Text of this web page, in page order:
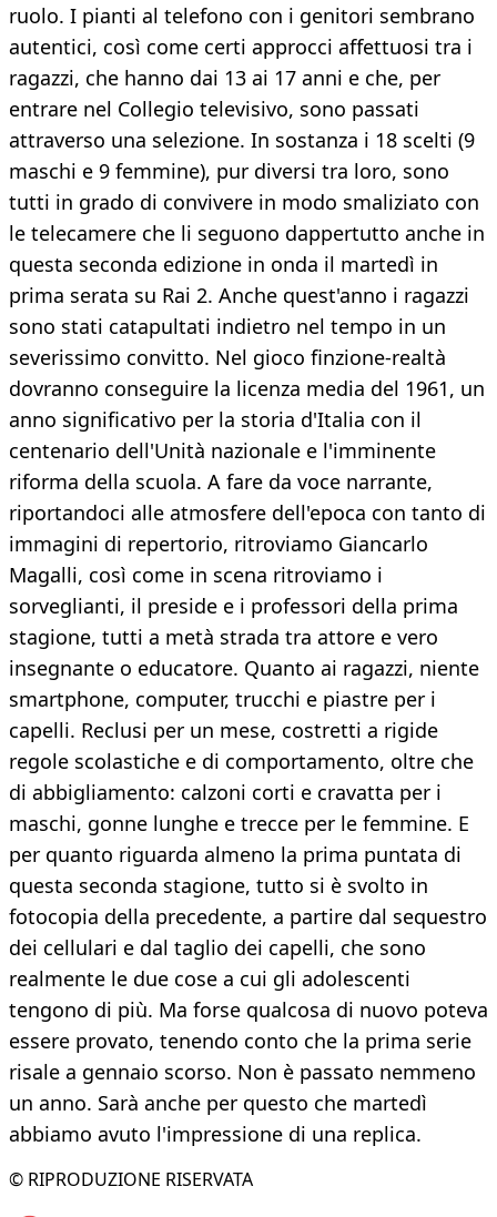
ruolo. I pianti al telefono con i genitori sembrano
autentici, così come certi approcci affettuosi tra i
ragazzi, che hanno dai 13 ai 17 anni e che, per
entrare nel Collegio televisivo, sono passati
attraverso una selezione. In sostanza i 18 scelti (9
maschi e 9 femmine), pur diversi tra loro, sono
tutti in grado di convivere in modo smaliziato con
le telecamere che li seguono dappertutto anche in
questa seconda edizione in onda il martedì in
prima serata su Rai 2. Anche quest'anno i ragazzi
sono stati catapultati indietro nel tempo in un
severissimo convitto. Nel gioco finzione-realtà
dovranno conseguire la licenza media del 1961, un
anno significativo per la storia d'Italia con il
centenario dell'Unità nazionale e l'imminente
riforma della scuola. A fare da voce narrante,
riportandoci alle atmosfere dell'epoca con tanto di
immagini di repertorio, ritroviamo Giancarlo
Magalli, così come in scena ritroviamo i
sorveglianti, il preside e i professori della prima
stagione, tutti a metà strada tra attore e vero
insegnante o educatore. Quanto ai ragazzi, niente
smartphone, computer, trucchi e piastre per i
capelli. Reclusi per un mese, costretti a rigide
regole scolastiche e di comportamento, oltre che
di abbigliamento: calzoni corti e cravatta per i
maschi, gonne lunghe e trecce per le femmine. E
per quanto riguarda almeno la prima puntata di
questa seconda stagione, tutto si è svolto in
fotocopia della precedente, a partire dal sequestro
dei cellulari e dal taglio dei capelli, che sono
realmente le due cose a cui gli adolescenti
tengono di più. Ma forse qualcosa di nuovo poteva
essere provato, tenendo conto che la prima serie
risale a gennaio scorso. Non è passato nemmeno
un anno. Sarà anche per questo che martedì
abbiamo avuto l'impressione di una replica.
© RIPRODUZIONE RISERVATA